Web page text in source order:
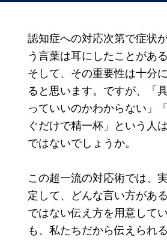
認知症への対応次第で症状
う言葉は耳にしたことがあ
そして、その重要性は十分
ると思います。ですが、「
っていいのかわからない」
ぐだけで精一杯」という人
ではないでしょうか。
この超一流の対応術では、
定して、どんな言い方があ
ではない伝え方を用意して
も、私たちだから伝えられ